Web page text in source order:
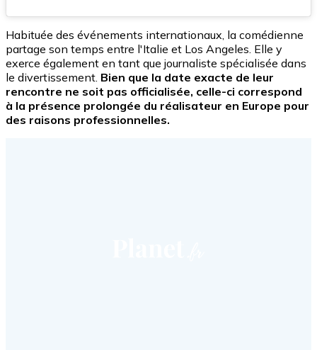
Habituée des événements internationaux, la comédienne
partage son temps entre l'Italie et Los Angeles. Elle y
exerce également en tant que journaliste spécialisée dans
le divertissement. Bien que la date exacte de leur
rencontre ne soit pas officialisée, celle-ci correspond
à la présence prolongée du réalisateur en Europe pour
des raisons professionnelles.